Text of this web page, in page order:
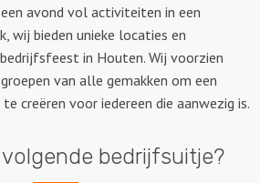
avond vol activiteiten in een
wij bieden unieke locaties en
in Houten. Wij voorzien
van alle gemakken om een
creëren voor iedereen die aanwezig is.
bedrijfsuitje?